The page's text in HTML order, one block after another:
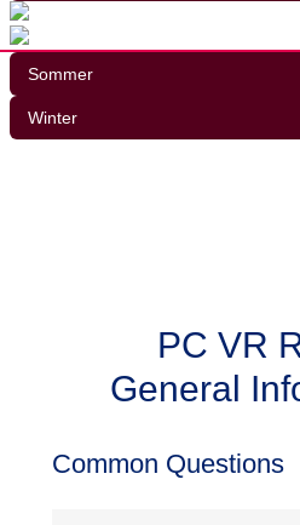
Sommer
Winter
PC VR
General
Common Questions